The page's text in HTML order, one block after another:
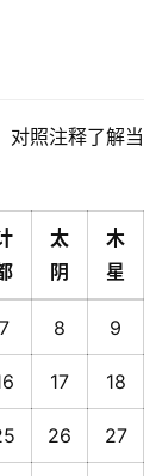
对照注释了解当
太
阴
木
星
7 8 9
17 18
26 27